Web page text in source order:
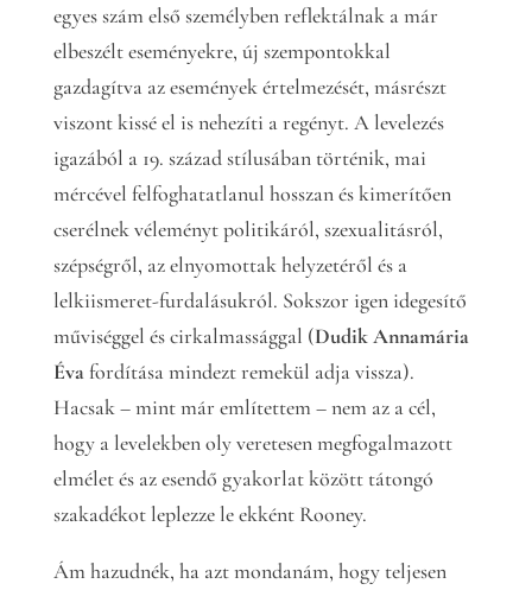
egyes szám első személyben reflektálnak a már
elbeszélt eseményekre, új szempontokkal
gazdagítva az események értelmezését, másrészt
viszont kissé el is nehezíti a regényt. A levelezés
igazából a 19. század stílusában történik, mai
mércével felfoghatatlanul hosszan és kimerítően
cserélnek véleményt politikáról, szexualitásról,
szépségről, az elnyomottak helyzetéről és a
lelkiismeret-furdalásukról. Sokszor igen idegesítő
műviséggel és cirkalmassággal (Dudik Annamária
Évafordítása mindezt remekül adja vissza).
Hacsak – mint már említettem – nem az a cél,
hogy a levelekben oly veretesen megfogalmazott
elmélet és az esendő gyakorlat között tátongó
szakadékot leplezze le ekként Rooney.
Ám hazudnék, ha azt mondanám, hogy teljesen